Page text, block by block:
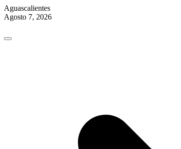
Aguascalientes
Agosto 7, 2026
content